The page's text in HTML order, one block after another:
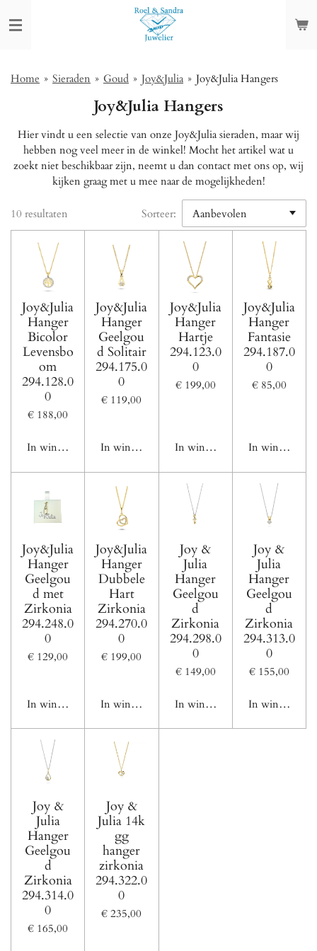
direct
hoofdinhoud
Home » Sieraden » Goud » Joy&Julia » Joy&Julia Hangers
Joy&Julia Hangers
Hier vindt u een selectie van onze Joy&Julia sieraden, maar wij
hebben nog veel meer in de winkel! Mocht het artikel wat u
zoekt niet beschikbaar zijn, neemt u dan contact met ons op, wij
kijken graag met u mee naar de mogelijkheden!
10 resultaten Sorteer:
Joy&Julia
Hanger
Bicolor
Levensbo
om
294.128.0
0
€ 188,00
In winkelwagen
Joy&Julia
Hanger
Geelgou
d Solitair
294.175.0
0
€ 119,00
In winkelwagen
Joy&Julia
Hanger
Hartje
294.123.0
0
€ 199,00
In winkelwagen
Joy&Julia
Hanger
Fantasie
294.187.0
0
€ 85,00
In
Joy&Julia
Hanger
Geelgou
d met
Zirkonia
294.248.0
0
€ 129,00
In winkelwagen
Joy&Julia
Hanger
Dubbele
Hart
Zirkonia
294.270.0
0
€ 199,00
In winkelwagen
Joy &
Julia
Hanger
Geelgou
d
Zirkonia
294.298.0
0
€ 149,00
In winkelwagen
Joy &
Julia
Hanger
Geelgou
d
Zirkonia
294.313.0
0
€ 155,00
In
Joy &
Julia
Hanger
Geelgou
d
Zirkonia
294.314.0
0
€ 165,00
Joy &
Julia 14k
gg
hanger
zirkonia
294.322.0
0
€ 235,00